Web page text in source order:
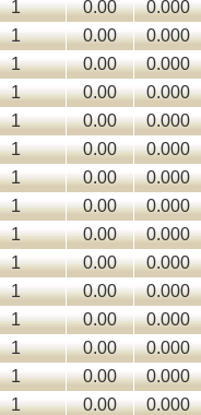
1 0.00
0.000
1 0.00
0.000
1 0.00
0.000
1 0.00
0.000
1 0.00
0.000
1 0.00
0.000
1 0.00
0.000
1 0.00
0.000
1 0.00
0.000
1 0.00
0.000
1 0.00
0.000
1 0.00
0.000
1 0.00
0.000
1 0.00
0.000
1 0.00
0.000